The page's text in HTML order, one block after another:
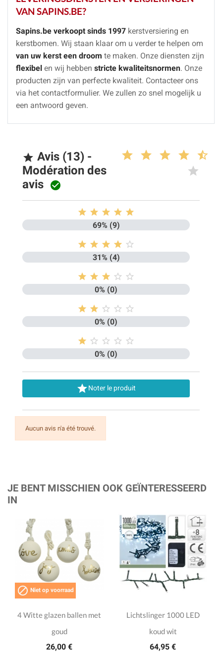
VAN SAPINS.BE?
Sapins.be verkoopt sinds 1997 kerstversiering en
kerstbomen. Wij staan klaar om u verder te helpen om
van uw kerst een droom te maken. Onze diensten zijn
flexibel en wij hebben stricte kwaliteitsnormen. Onze
producten zijn van perfecte kwaliteit. Contacteer ons
via het contactformulier. We zullen zo snel mogelijk u
een antwoord geven.
 Avis (13) -
Modération des
avis 
    
69% (9)
    
31% (4)
    
0% (0)
    
0% (0)
    
0% (0)
Noter le produit
Aucun avis n'a été trouvé.
JE BENT MISSCHIEN OOK GEÏNTERESSEERD
IN
 Niet op voorraad
4 Witte glazen ballen met
goud
26,00 €
Lichtslinger 1000 LED
koud wit
64,95 €